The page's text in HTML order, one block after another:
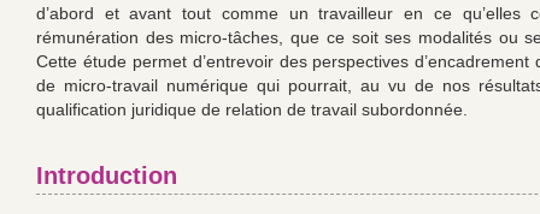
d’abord et avant tout comme un travailleur en ce qu’elles
rémunération des micro-tâches, que ce soit ses modalités ou
Cette étude permet d’entrevoir des perspectives d’encadrement
de micro-travail numérique qui pourrait, au vu de nos
qualification juridique de relation de travail subordonnée.
Introduction